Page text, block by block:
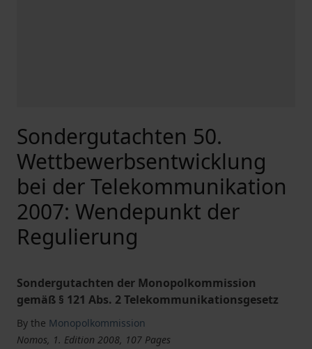
Sondergutachten 50.
Wettbewerbsentwicklung
bei der Telekommunikation
2007: Wendepunkt der
Regulierung
Sondergutachten der Monopolkommission
gemäß § 121 Abs. 2 Telekommunikationsgesetz
By the Monopolkommission
Nomos, 1. Edition 2008, 107 Pages